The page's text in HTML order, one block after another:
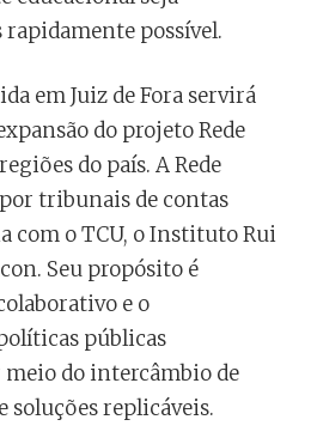
possível.
em Juiz de Fora servirá
do projeto Rede
do país. A Rede
tribunais de contas
com o TCU, o Instituto Rui
Seu propósito é
e o
públicas
meio do intercâmbio de
soluções replicáveis.